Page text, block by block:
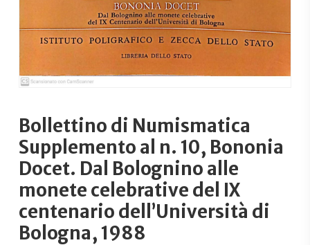
Bollettino di Numismatica
Supplemento al n. 10, Bononia
Docet. Dal Bolognino alle
monete celebrative del IX
centenario dell’Università di
Bologna, 1988